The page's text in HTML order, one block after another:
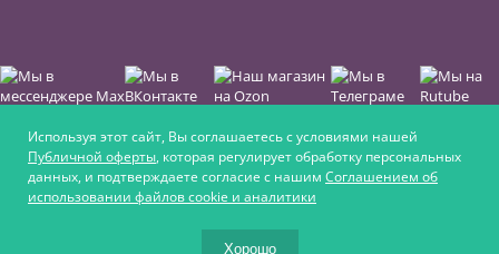
Интернет-магазин для любителей верховой езды,
фермеров
Используя этот сайт, Вы соглашаетесь с условиями нашей
Публичной оферты, которая регулирует обработку персональных
данных, и подтверждаете согласие с нашим Соглашением об
использовании файлов cookie и аналитики
Хорошо